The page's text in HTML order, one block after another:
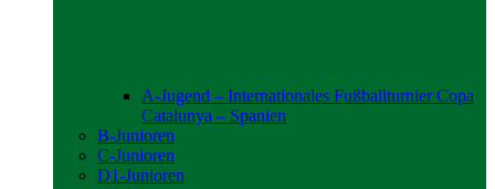
A-Jugend – Internationales Fußballturnier Copa
Catalunya – Spanien
B-Junioren
C-Junioren
D1-Junioren